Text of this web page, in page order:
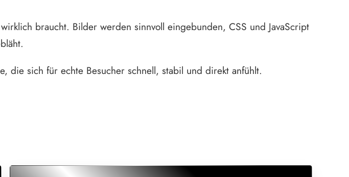
braucht. Bilder werden sinnvoll eingebunden, CSS und JavaScript
die sich für echte Besucher schnell, stabil und direkt anfühlt.